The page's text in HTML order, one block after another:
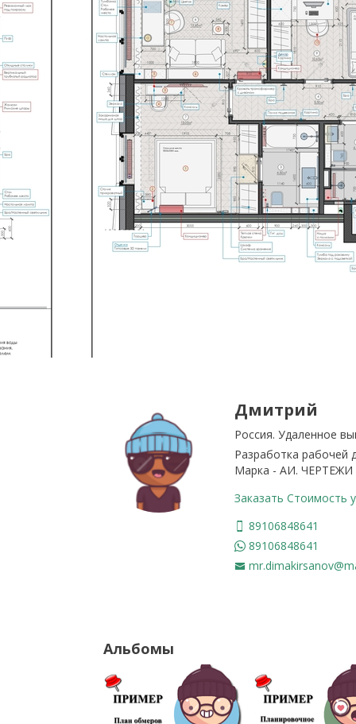
Дмитрий
Россия. Удаленное
Разработка рабочей
Марка - АИ. ЧЕРТЕЖИ
Заказать Стоимость
89106848641
89106848641
Альбомы